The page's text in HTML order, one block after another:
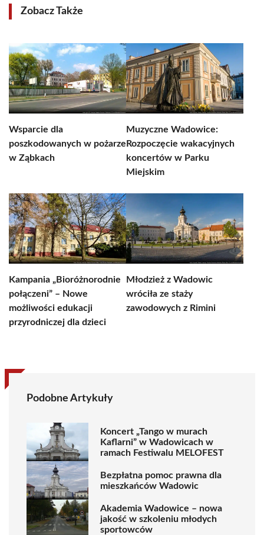
Zobacz Także
Wsparcie dla
poszkodowanych w pożarze
w Ząbkach
Muzyczne Wadowice:
Rozpoczęcie wakacyjnych
koncertów w Parku
Miejskim
Kampania „Bioróżnorodnie
połączeni” – Nowe
możliwości edukacji
przyrodniczej dla dzieci
Młodzież z Wadowic
wróciła ze staży
zawodowych z Rimini
Podobne Artykuły
Koncert „Tango w murach
Kaflarni” w Wadowicach w
ramach Festiwalu MELOFEST
Bezpłatna pomoc prawna dla
mieszkańców Wadowic
Akademia Wadowice – nowa
jakość w szkoleniu młodych
sportowców